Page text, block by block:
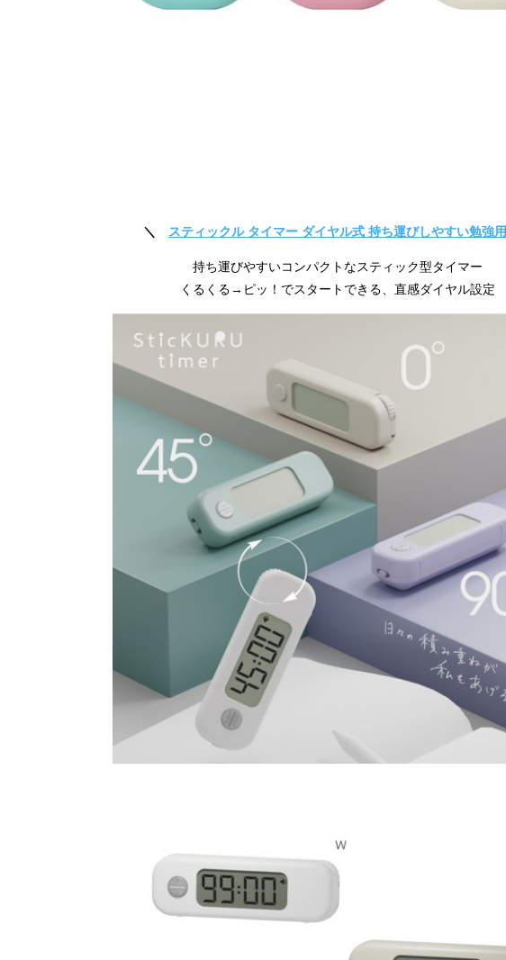
＼ スティックル タイマー ダイヤル式 持ち運びしやすい勉強用
持ち運びやすいコンパクトなスティック型タイマー
くるくる→ピッ！でスタートできる、直感ダイヤル設定